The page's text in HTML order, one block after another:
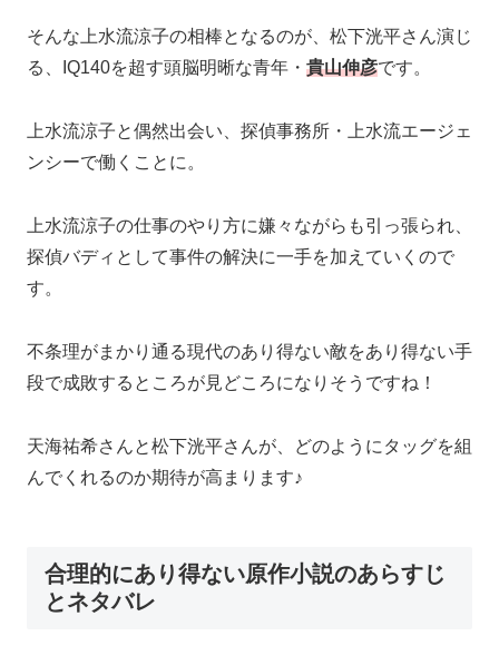
そんな上水流涼子の相棒となるのが、松下洸平さん演じ
る、IQ140を超す頭脳明晰な青年・ 貴山伸彦です。
上水流涼子と偶然出会い、探偵事務所・上水流エージェ
ンシーで働くことに。
上水流涼子の仕事のやり方に嫌々ながらも引っ張られ、
探偵バディとして事件の解決に一手を加えていくので
す。
不条理がまかり通る現代のあり得ない敵をあり得ない手
段で成敗するところが見どころになりそうですね！
天海祐希さんと松下洸平さんが、どのようにタッグを組
んでくれるのか期待が高まります♪
合理的にあり得ない原作小説のあらすじ
とネタバレ